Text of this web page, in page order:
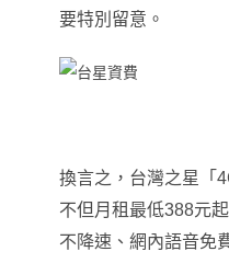
要特別留意。
換言之，台灣之星「
不但月租最低388元
不降速、網內語音免